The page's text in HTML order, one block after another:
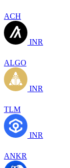
ACH
INR
ALGO
INR
TLM
INR
ANKR